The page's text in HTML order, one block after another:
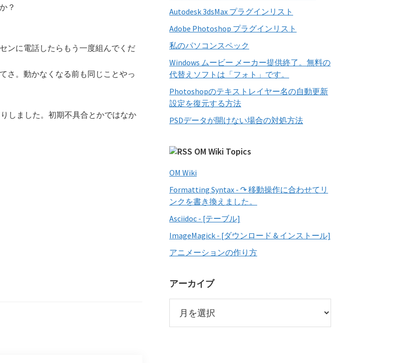
？
ンに電話したらもう一度組んでくだ
さ。動かなくなる前も同じことやっ
しました。初期不具合とかではなか
Autodesk 3dsMax プラグインリスト
Adobe Photoshop プラグインリスト
私のパソコンスペック
Windows ムービー メーカー提供終了。無料の
代替えソフトは「フォト」です。
Photoshopのテキストレイヤー名の自動更新
設定を復元する方法
PSDデータが開けない場合の対処方法
OM Wiki Topics
OM Wiki
Formatting Syntax - ↷ 移動操作に合わせてリ
ンクを書き換えました。
Asciidoc - [テーブル]
ImageMagick - [ダウンロード & インストール]
アニメーションの作り方
アーカイブ
カ